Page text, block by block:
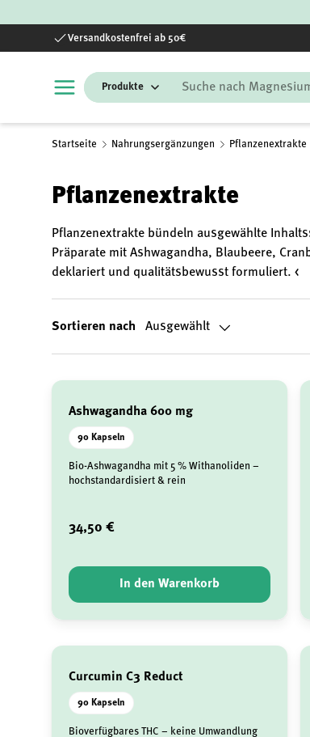
Direkt zum Inhalt
Versandkostenfrei ab 50€
Suchen
Startseite Nahrungsergänzungen Pflanzenextrakte
Pflanzenextrakte
Pflanzenextrakte bündeln ausgewählte
Präparate mit Ashwagandha, Blaubeere,
deklariert und qualitätsbewusst formuliert. <
Sortieren nach Ausgewählt
Ashwagandha 600 mg
90 Kapseln
Bio-Ashwagandha mit 5 % Withanoliden –
hochstandardisiert & rein
34,50 €
In den Warenkorb
Curcumin C3 Reduct
90 Kapseln
Bioverfügbares THC – keine Umwandlung